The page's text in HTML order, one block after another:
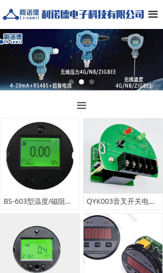
끀
끀
BS-603型温度/磁阻液位专用的hart协议表头 QYK003音叉开关电路板